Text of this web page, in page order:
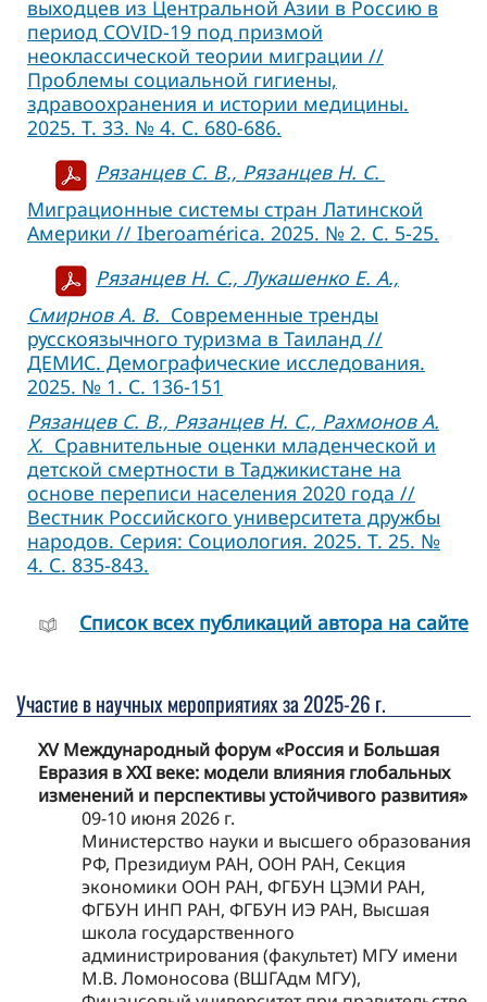
выходцев из Центральной Азии в Россию в
период COVID-19 под призмой
неоклассической теории миграции //
Проблемы социальной гигиены,
здравоохранения и истории медицины.
2025. Т. 33. № 4. С. 680-686.
Рязанцев С. В., Рязанцев Н. С.
Миграционные системы стран Латинской
Америки // Iberoamérica. 2025. № 2. С. 5-25.
Рязанцев Н. С., Лукашенко Е. А.,
Смирнов А. В. Современные тренды
русскоязычного туризма в Таиланд //
ДЕМИС. Демографические исследования.
2025. № 1. С. 136-151
Рязанцев С. В., Рязанцев Н. С., Рахмонов А.
Х. Сравнительные оценки младенческой и
детской смертности в Таджикистане на
основе переписи населения 2020 года //
Вестник Российского университета дружбы
народов. Серия: Социология. 2025. Т. 25. №
4. С. 835-843.
Cписок всех публикаций автора на сайте
Участие в научных мероприятиях за 2025-26 г.
XV Международный форум «Россия и Большая
Евразия в XXI веке: модели влияния глобальных
изменений и перспективы устойчивого развития»
09-10 июня 2026 г.
Министерство науки и высшего образования
РФ, Президиум РАН, ООН РАН, Секция
экономики ООН РАН, ФГБУН ЦЭМИ РАН,
ФГБУН ИНП РАН, ФГБУН ИЭ РАН, Высшая
школа государственного
администрирования (факультет) МГУ имени
М.В. Ломоносова (ВШГАдм МГУ),